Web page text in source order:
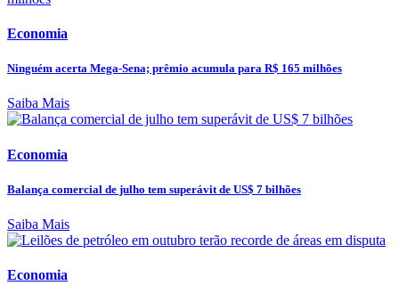
Economia
Ninguém acerta Mega-Sena; prêmio acumula para R$ 165 milhões
Saiba Mais
Economia
Balança comercial de julho tem superávit de US$ 7 bilhões
Saiba Mais
Economia